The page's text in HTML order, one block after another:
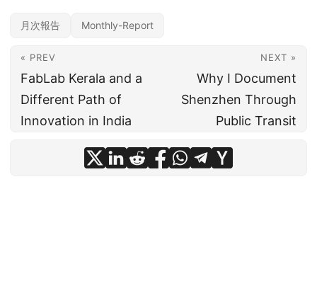
月次報告 Monthly-Report
« PREV
FabLab Kerala and a
Different Path of
Innovation in India
NEXT »
Why I Document
Shenzhen Through
Public Transit